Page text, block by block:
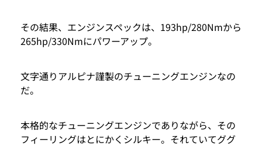
その結果、エンジンスペックは、193hp/280Nmから
265hp/330Nmにパワーアップ。
文字通りアルピナ謹製のチューニングエンジンなの
だ。
本格的なチューニングエンジンでありながら、その
フィーリングはとにかくシルキー。それていてググ